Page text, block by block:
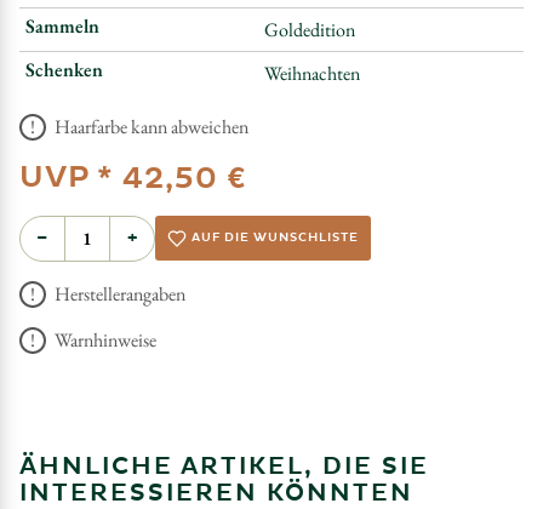
Sammeln
Goldedition
Schenken
Weihnachten
Haarfarbe kann abweichen
UVP * 42,50 €
− + AUF DIE WUNSCHLISTE
Herstellerangaben
Warnhinweise
ÄHNLICHE ARTIKEL, DIE SIE
INTERESSIEREN KÖNNTEN